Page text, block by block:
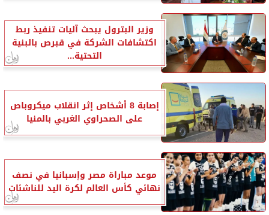
وزير البترول يبحث آليات تنفيذ ربط
اكتشافات الشركة في قبرص بالبنية
التحتية...
إصابة 8 أشخاص إثر انقلاب ميكروباص
على الصحراوي الغربي بالمنيا
موعد مباراة مصر وإسبانيا في نصف
نهائي كأس العالم لكرة اليد للناشئات